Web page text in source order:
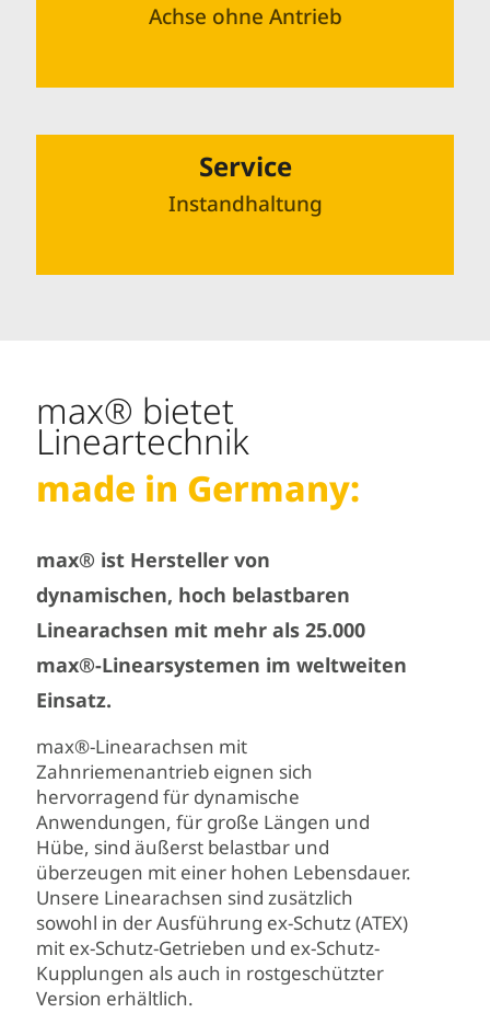
Achse ohne Antrieb
Service
Instandhaltung
max® bietet
Lineartechnik
made in Germany:
max® ist Hersteller von
dynamischen, hoch belastbaren
Linearachsen mit mehr als 25.000
max®-Linearsystemen im weltweiten
Einsatz.
max®-Linearachsen mit
Zahnriemenantrieb eignen sich
hervorragend für dynamische
Anwendungen, für große Längen und
Hübe, sind äußerst belastbar und
überzeugen mit einer hohen Lebensdauer.
Unsere Linearachsen sind zusätzlich
sowohl in der Ausführung ex-Schutz (ATEX)
mit ex-Schutz-Getrieben und ex-Schutz-
Kupplungen als auch in rostgeschützter
Version erhältlich.